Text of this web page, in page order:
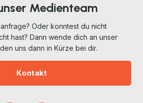
Medienteam
Oder konntest du nicht
hast? Dann wende dich an unser
uns dann in Kürze bei dir.
Kontakt